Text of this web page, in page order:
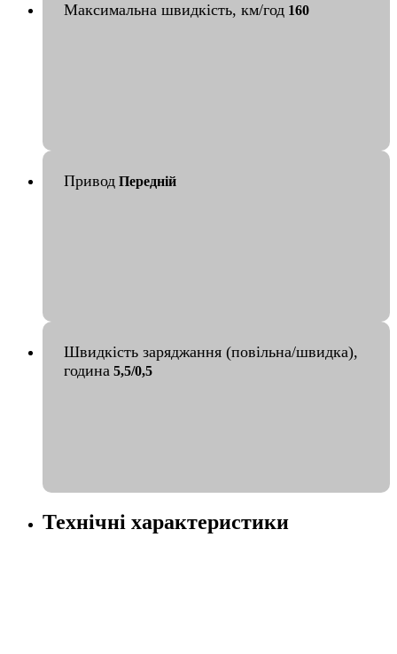
Максимальна швидкість, км/год 160
Привод Передній
Швидкість заряджання (повільна/швидка),
година 5,5/0,5
Технічні характеристики